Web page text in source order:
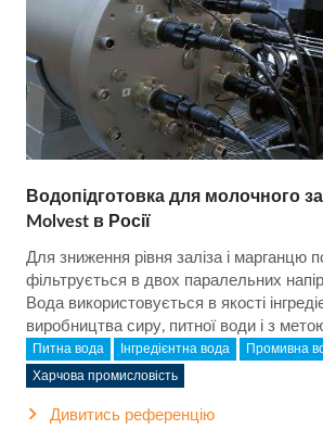
Водопідготовка для молочного
Molvest в Росії
Для зниження рівня заліза і марганцю
фільтрується в двох паралельних
Вода використовується в якості
виробництва сиру, питної води і з
Питна вода Інгредієнтна вода Промивна
Харчова промисловість
Дивитись референцію